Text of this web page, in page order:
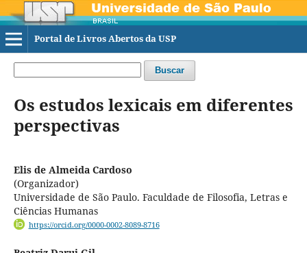
Portal de Livros Abertos da USP
Buscar
Os estudos lexicais em diferentes
perspectivas
Elis de Almeida Cardoso
(Organizador)
Universidade de São Paulo. Faculdade de Filosofia, Letras e
Ciências Humanas
https://orcid.org/0000-0002-8089-8716